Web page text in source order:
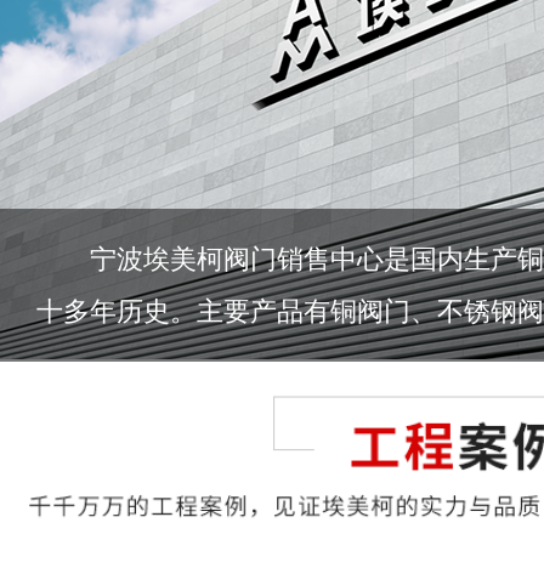
宁波埃美柯阀门销售中心是国内生产铜
十多年历史。主要产品有铜阀门、不锈钢